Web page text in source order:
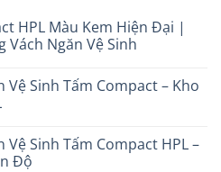
HPL Màu Kem Hiện Đại |
Vách Ngăn Vệ Sinh
Vệ Sinh Tấm Compact – Kho
Vệ Sinh Tấm Compact HPL –
Độ